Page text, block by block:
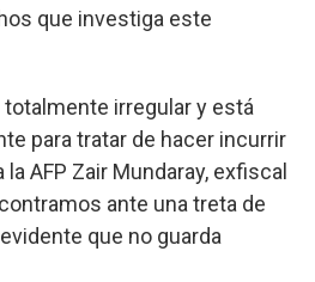
que investiga este
irregular y está
para tratar de hacer incurrir
AFP Zair Mundaray, exfiscal
ante una treta de
que no guarda